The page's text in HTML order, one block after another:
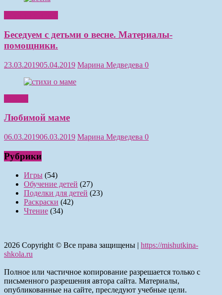
Беседуем с детьми о весне. Материалы-
помощники.
23.03.201905.04.2019 Марина Медведева 0
Любимой маме
06.03.201906.03.2019 Марина Медведева 0
Рубрики
Игры (54)
Обучение детей (27)
Поделки для детей (23)
Раскраски (42)
Чтение (34)
2026 Copyright © Все права защищены | https://mishutkina-
shkola.ru
Полное или частичное копирование разрешается только с
письменного разрешения автора сайта. Материалы,
опубликованные на сайте, преследуют учебные цели.